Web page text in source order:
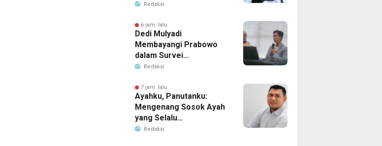
Redaksi
6 jam lalu
Dedi Mulyadi
Membayangi Prabowo
dalam Survei
Elektabilitas Capres IPO
Redaksi
7 jam lalu
Ayahku, Panutanku:
Mengenang Sosok Ayah
yang Selalu
Membersamaiku
Redaksi